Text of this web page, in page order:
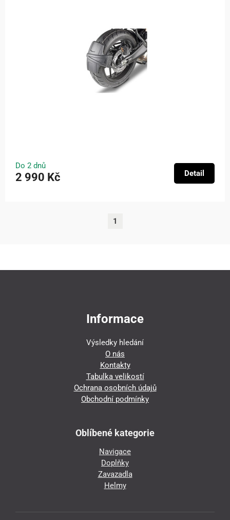
Do 2 dnů
2 990 Kč Detail
1
Informace
Výsledky hledání
O nás
Kontakty
Tabulka velikostí
Ochrana osobních údajů
Obchodní podmínky
Oblíbené kategorie
Navigace
Doplňky
Zavazadla
Helmy